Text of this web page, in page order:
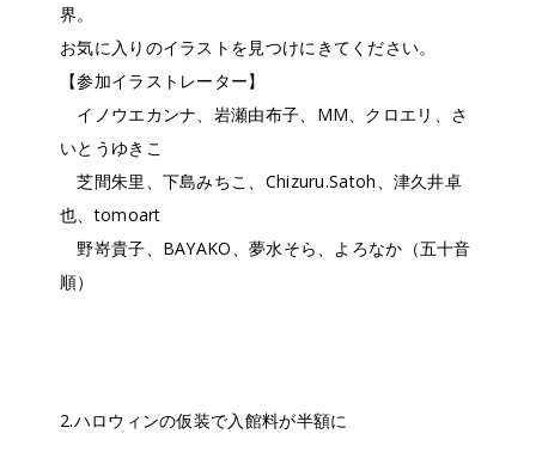
界。
お気に入りのイラストを見つけにきてください。
【参加イラストレーター】
イノウエカンナ、岩瀬由布子、MM、クロエリ、さ
いとうゆきこ
芝間朱里、下島みちこ、Chizuru.Satoh、津久井卓
也、tomoart
野嵜貴子、BAYAKO、夢水そら、よろなか（五十音
順）
2.ハロウィンの仮装で入館料が半額に